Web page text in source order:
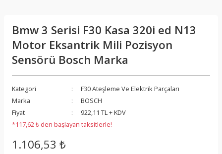
Bmw 3 Serisi F30 Kasa 320i ed N13
Motor Eksantrik Mili Pozisyon
Sensörü Bosch Marka
Kategori
F30 Ateşleme Ve Elektrik Parçaları
Marka
BOSCH
Fiyat
922,11 TL + KDV
*117,62 ₺ den başlayan taksitlerle!
1.106,53 ₺